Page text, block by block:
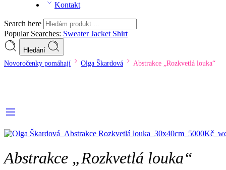
Kontakt
Search here
Popular Searches: SweaterJacket Shirt
Hledání
Novoročenky pomáhají Olga Škardová Abstrakce „Rozkvetlá louka“
Abstrakce „Rozkvetlá louka“